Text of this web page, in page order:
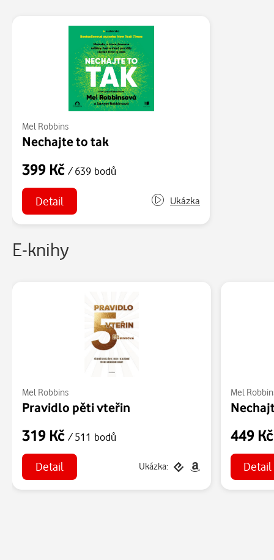
Mel Robbins
Nechajte to tak
399 Kč / 639 bodů
Detail Ukázka
E-knihy
Mel Robbins
Pravidlo pěti vteřin
319 Kč / 511 bodů
Detail Ukázka:
Mel
449
Detail